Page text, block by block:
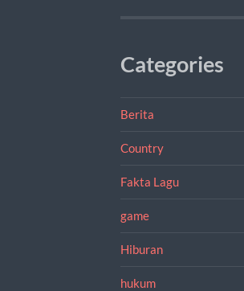
Categories
Berita
Country
Fakta Lagu
game
Hiburan
hukum